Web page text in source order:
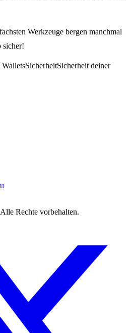
Werkzeuge bergen manchmal
sicher!
SicherheitSicherheit deiner
Rechte vorbehalten.